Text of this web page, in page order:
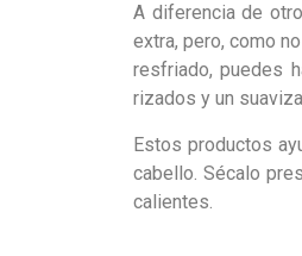
A diferencia de
extra, pero, como
resfriado, puedes
rizados y un
Estos productos
cabello. Sécalo
calientes.